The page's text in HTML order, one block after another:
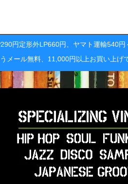
円定形外LP660円、ヤマト運輸540円
メール無料、11,000円以上お買い上げ